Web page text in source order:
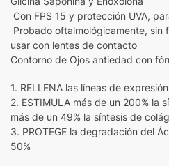
Con FPS 15 y protección UVA,
Probado oftalmológicamente, sin
usar con lentes de contacto
Contorno de Ojos antiedad con
1. RELLENA las líneas de
2. ESTIMULA más de un 200% la
más de un 49% la síntesis de
3. PROTEGE la degradación del
50%